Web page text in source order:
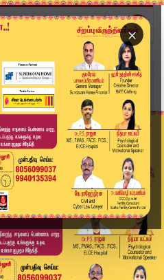
×
வழங்கக் கோரி காஞ்சிபு...